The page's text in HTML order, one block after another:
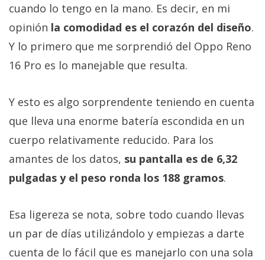
cuando lo tengo en la mano. Es decir, en mi
opinión la comodidad es el corazón del diseño.
Y lo primero que me sorprendió del Oppo Reno
16 Pro es lo manejable que resulta.
Y esto es algo sorprendente teniendo en cuenta
que lleva una enorme batería escondida en un
cuerpo relativamente reducido. Para los
amantes de los datos, su pantalla es de 6,32
pulgadas y el peso ronda los 188 gramos.
Esa ligereza se nota, sobre todo cuando llevas
un par de días utilizándolo y empiezas a darte
cuenta de lo fácil que es manejarlo con una sola